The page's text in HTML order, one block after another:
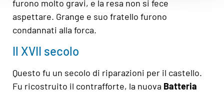
furono molto gravi, e la resa non si fece
aspettare. Grange e suo fratello furono
condannati alla forca.
Il XVII secolo
Questo fu un secolo di riparazioni per il castello.
Fu ricostruito il contrafforte, la nuova Batteria